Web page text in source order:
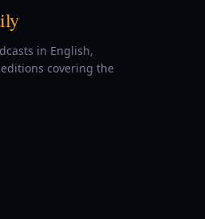
in English,
covering the